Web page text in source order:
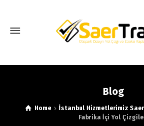
Blog
Home İstanbul Hizmetlerimiz
Fabrika İçi Yol